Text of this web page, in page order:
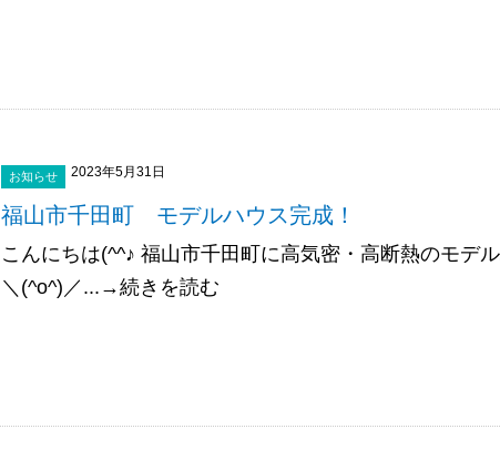
お知らせ 2023年5月31日
福山市千田町 モデルハウス完成！
こんにちは(^^♪ 福山市千田町に高気密・高断熱のモデ
＼(^o^)／...→続きを読む